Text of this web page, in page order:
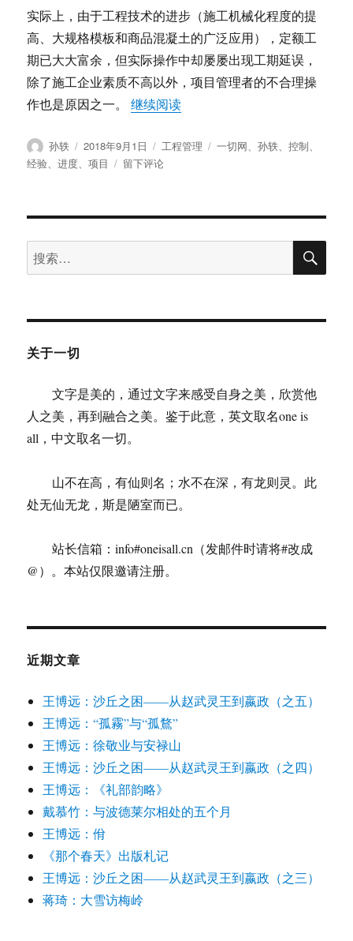
实际上，由于工程技术的进步（施工机械化程度的提
高、大规格模板和商品混凝土的广泛应用），定额工
期已大大富余，但实际操作中却屡屡出现工期延误，
除了施工企业素质不高以外，项目管理者的不合理操
作也是原因之一。继续阅读“孙轶：项目进度控制经验谈”
作
者
孙轶
发
布
2018年9月1日
分
类
工程管理
标
一切网、孙轶、控制、
经验、进度、项目
于
项
进
控
留下评论
搜
索：
搜
关于一切
文字是美的，通过文字来感受自身之美，欣赏他
人之美，再到融合之美。鉴于此意，英文取名one is
all，中文取名一切。
山不在高，有仙则名；水不在深，有龙则灵。此
处无仙无龙，斯是陋室而已。
站长信箱：info#oneisall.cn（发邮件时请将#改成
@）。本站仅限邀请注册。
近期文章
王博远：沙丘之困——从赵武灵王到嬴政（之五）
王博远：“孤霧”与“孤鶩”
王博远：徐敬业与安禄山
王博远：沙丘之困——从赵武灵王到嬴政（之四）
王博远：《礼部韵略》
戴慕竹：与波德莱尔相处的五个月
王博远：佾
《那个春天》出版札记
王博远：沙丘之困——从赵武灵王到嬴政（之三）
蒋琦：大雪访梅岭